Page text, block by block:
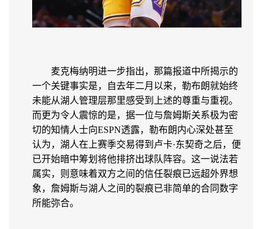
麦克梅纳明进一步指出，那篇报道中所揭示的
一个关键事实是，自去年二月以来，勒布朗就始终
未能从湖人管理层那里感受到上述的尊重与重视。
而更为令人震惊的是，据一位与詹姆斯关系极为密
切的知情人士向ESPN透露，勒布朗内心深处甚至
认为，湖人在上赛季交易得到卢卡·东契奇之后，便
已开始暗中筹划将他排挤出球队阵容。这一说法若
属实，则意味着双方之间的信任裂痕已远超外界想
象，詹姆斯与湖人之间的裂痕已非简单的合同数字
所能弥合。